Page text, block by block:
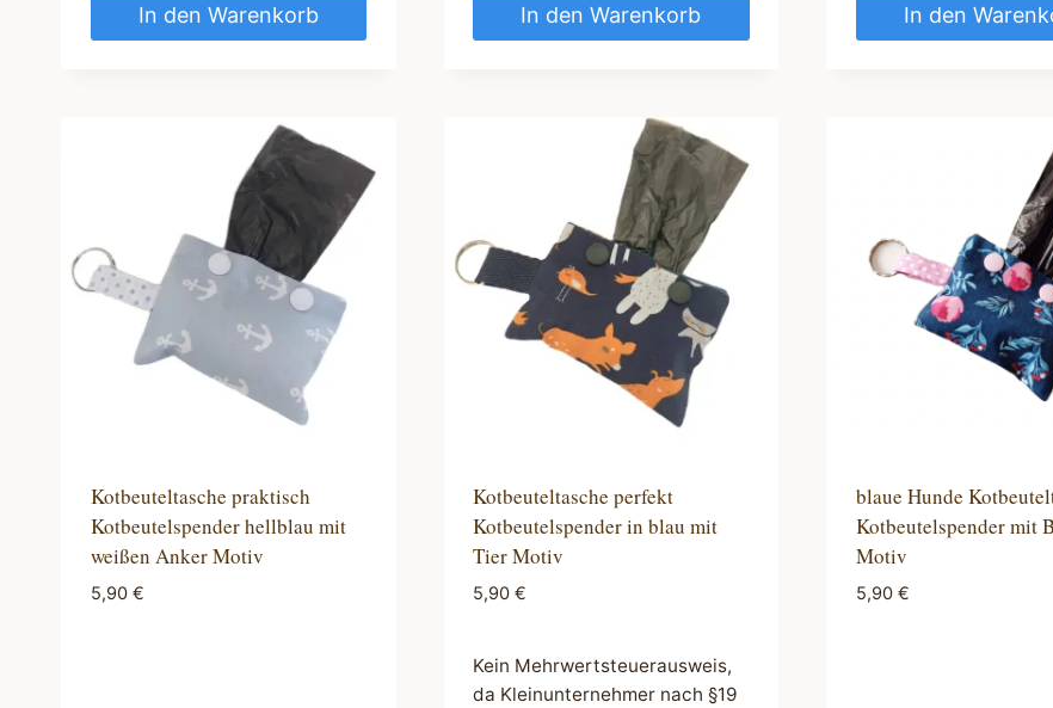
In den Warenkorb In den Warenkorb In den
Kotbeuteltasche praktisch
Kotbeutelspender hellblau mit
weißen Anker Motiv
5,90 €
Kotbeuteltasche perfekt
Kotbeutelspender in blau mit
Tier Motiv
5,90 €
Kein Mehrwertsteuerausweis,
da Kleinunternehmer nach §19
blaue Hunde
Kotbeutelspender mit
Motiv
5,90 €